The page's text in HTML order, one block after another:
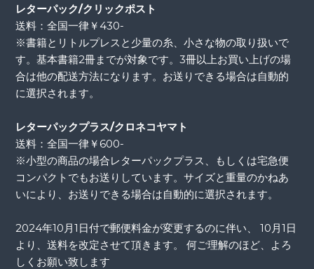
レターパック/クリックポスト
送料：全国一律￥430-
※書籍とリトルプレスと少量の糸、小さな物の取り扱いで
す。基本書籍2冊までが対象です。3冊以上お買い上げの場
合は他の配送方法になります。お送りできる場合は自動的
に選択されます。
レターパックプラス/クロネコヤマト
送料：全国一律￥600-
※小型の商品の場合レターパックプラス、もしくは宅急便
コンパクトでもお送りしています。サイズと重量のかねあ
いにより、お送りできる場合は自動的に選択されます。
2024年10月1日付で郵便料金が変更するのに伴い、 10月1日
より、送料を改定させて頂きます。 何ご理解のほど、よろ
しくお願い致します